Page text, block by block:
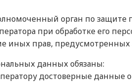
орган по защите
при обработке его
иных прав, предусмотренных
данных обязаны:
достоверные данные о